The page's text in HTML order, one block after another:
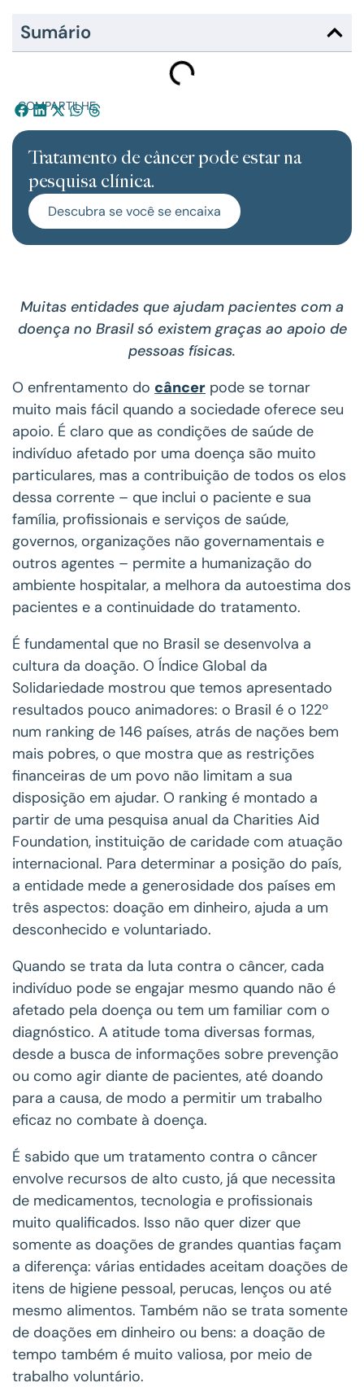
Sumário
COMPARTILHE:
Tratamento de câncer pode estar na
pesquisa clínica.
Descubra se você se encaixa
Muitas entidades que ajudam pacientes com a
doença no Brasil só existem graças ao apoio de
pessoas físicas.
O enfrentamento do câncer pode se tornar
muito mais fácil quando a sociedade oferece seu
apoio. É claro que as condições de saúde de
indivíduo afetado por uma doença são muito
particulares, mas a contribuição de todos os elos
dessa corrente – que inclui o paciente e sua
família, profissionais e serviços de saúde,
governos, organizações não governamentais e
outros agentes – permite a humanização do
ambiente hospitalar, a melhora da autoestima dos
pacientes e a continuidade do tratamento.
É fundamental que no Brasil se desenvolva a
cultura da doação. O Índice Global da
Solidariedade mostrou que temos apresentado
resultados pouco animadores: o Brasil é o 122º
num ranking de 146 países, atrás de nações bem
mais pobres, o que mostra que as restrições
financeiras de um povo não limitam a sua
disposição em ajudar. O ranking é montado a
partir de uma pesquisa anual da Charities Aid
Foundation, instituição de caridade com atuação
internacional. Para determinar a posição do país,
a entidade mede a generosidade dos países em
três aspectos: doação em dinheiro, ajuda a um
desconhecido e voluntariado.
Quando se trata da luta contra o câncer, cada
indivíduo pode se engajar mesmo quando não é
afetado pela doença ou tem um familiar com o
diagnóstico. A atitude toma diversas formas,
desde a busca de informações sobre prevenção
ou como agir diante de pacientes, até doando
para a causa, de modo a permitir um trabalho
eficaz no combate à doença.
É sabido que um tratamento contra o câncer
envolve recursos de alto custo, já que necessita
de medicamentos, tecnologia e profissionais
muito qualificados. Isso não quer dizer que
somente as doações de grandes quantias façam
a diferença: várias entidades aceitam doações de
itens de higiene pessoal, perucas, lenços ou até
mesmo alimentos. Também não se trata somente
de doações em dinheiro ou bens: a doação de
tempo também é muito valiosa, por meio de
trabalho voluntário.